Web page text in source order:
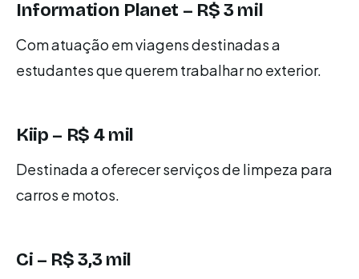
Information Planet – R$ 3 mil
Com atuação em viagens destinadas a
estudantes que querem trabalhar no exterior.
Kiip – R$ 4 mil
Destinada a oferecer serviços de limpeza para
carros e motos.
Ci – R$ 3,3 mil